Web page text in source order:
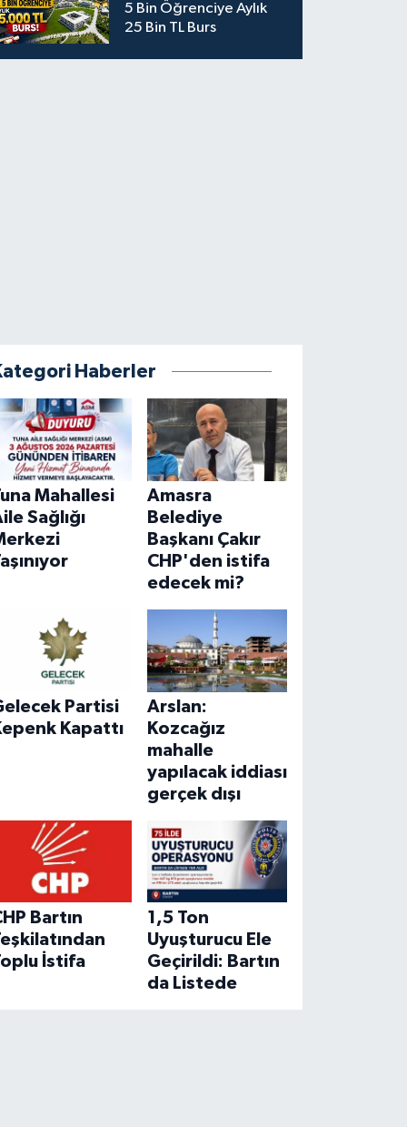
5 Bin Öğrenciye Aylık
25 Bin TL Burs
Haberler
Mahallesi
Sağlığı
Amasra
Belediye
Başkanı Çakır
CHP'den istifa
edecek mi?
Partisi
Kapattı
Arslan:
Kozcağız
mahalle
yapılacak iddiası
gerçek dışı
Bartın
İstifa
1,5 Ton
Uyuşturucu Ele
Geçirildi: Bartın
da Listede